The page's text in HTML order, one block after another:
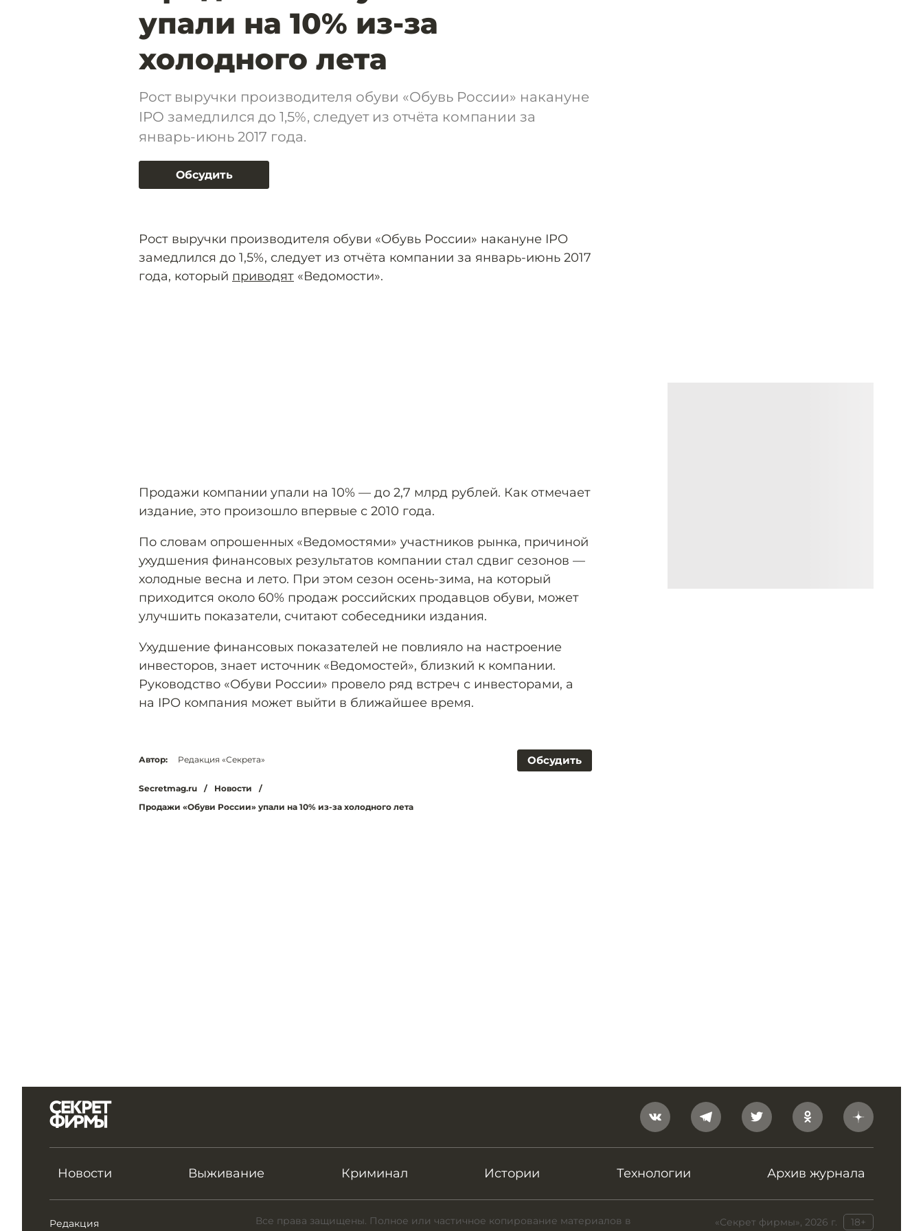
упали на 10% из-за
холодного лета
Рост выручки производителя обуви «Обувь России» накануне
IPO замедлился до 1,5%, следует из отчёта компании за
январь-июнь 2017 года.
Обсудить
Рост выручки производителя обуви «Обувь России» накануне IPO
замедлился до 1,5%, следует из отчёта компании за январь-июнь 2017
года, который приводят «Ведомости».
Продажи компании упали на 10% — до 2,7 млрд рублей. Как отмечает
издание, это произошло впервые с 2010 года.
По словам опрошенных «Ведомостями» участников рынка, причиной
ухудшения финансовых результатов компании стал сдвиг сезонов —
холодные весна и лето. При этом сезон осень-зима, на который
приходится около 60% продаж российских продавцов обуви, может
улучшить показатели, считают собеседники издания.
Ухудшение финансовых показателей не повлияло на настроение
инвесторов, знает источник «Ведомостей», близкий к компании.
Руководство «Обуви России» провело ряд встреч с инвесторами, а
на IPO компания может выйти в ближайшее время.
Обсудить
Автор: Редакция «Секрета»
Secretmag.ru / Новости
/
Продажи «Обуви России» упали на 10% из-за холодного лета
Новости Выживание Криминал Истории Технологии Архив журнала
Редакция «Секрет фирмы», 2026 г. 18+
Все права защищены. Полное или частичное копирование материалов в